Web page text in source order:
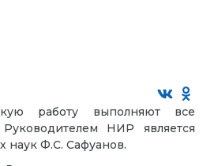
работу выполняют все
НИР является
наук Ф.С. Сафуанов.